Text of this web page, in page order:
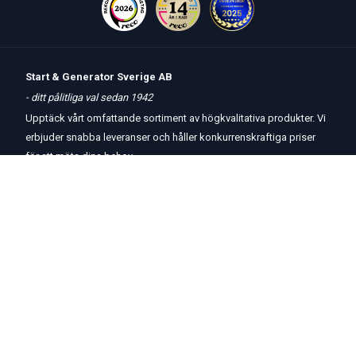
Start & Generator Sverige AB
- ditt pålitliga val sedan 1942
Upptäck vårt omfattande sortiment av högkvalitativa produkter. Vi
erbjuder snabba leveranser och håller konkurrenskraftiga priser
för att möta dina behov.